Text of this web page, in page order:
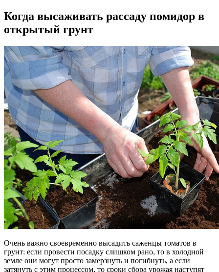
Когда высаживать рассаду помидор в
открытый грунт
Очень важно своевременно высадить саженцы томатов в
грунт: если провести посадку слишком рано, то в холодной
земле они могут просто замерзнуть и погибнуть, а если
затянуть с этим процессом, то сроки сбора урожая наступят